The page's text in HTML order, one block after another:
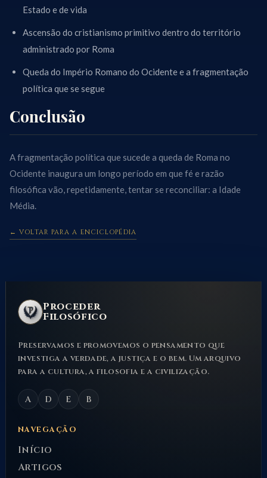
Estado e de vida
Ascensão do cristianismo primitivo dentro do território
administrado por Roma
Queda do Império Romano do Ocidente e a fragmentação
política que se segue
Conclusão
A fragmentação política que sucede a queda de Roma no
Ocidente inaugura um longo período em que fé e razão
filosófica vão, repetidamente, tentar se reconciliar: a Idade
Média.
← VOLTAR PARA A ENCICLOPÉDIA
Proceder
Filosófico
Preservamos e promovemos o pensamento que
investiga a verdade, a justiça e o bem. Um arquivo
para a cultura, a filosofia e a civilização.
A D E B
NAVEGAÇÃO
Início
Artigos